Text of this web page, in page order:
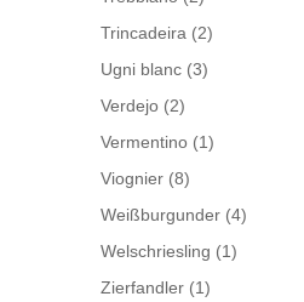
Trincadeira (2)
Ugni blanc (3)
Verdejo (2)
Vermentino (1)
Viognier (8)
Weißburgunder (4)
Welschriesling (1)
Zierfandler (1)